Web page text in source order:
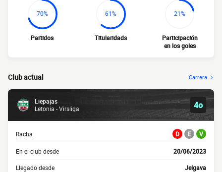
70%
Partidos
61%
Titularidads
21%
Participación
en los goles
Club actual Carrera
Liepajas
Letonia - Virsliga
4o
Racha D E V
En el club desde 20/06/2023
Llegado desde Jelgava